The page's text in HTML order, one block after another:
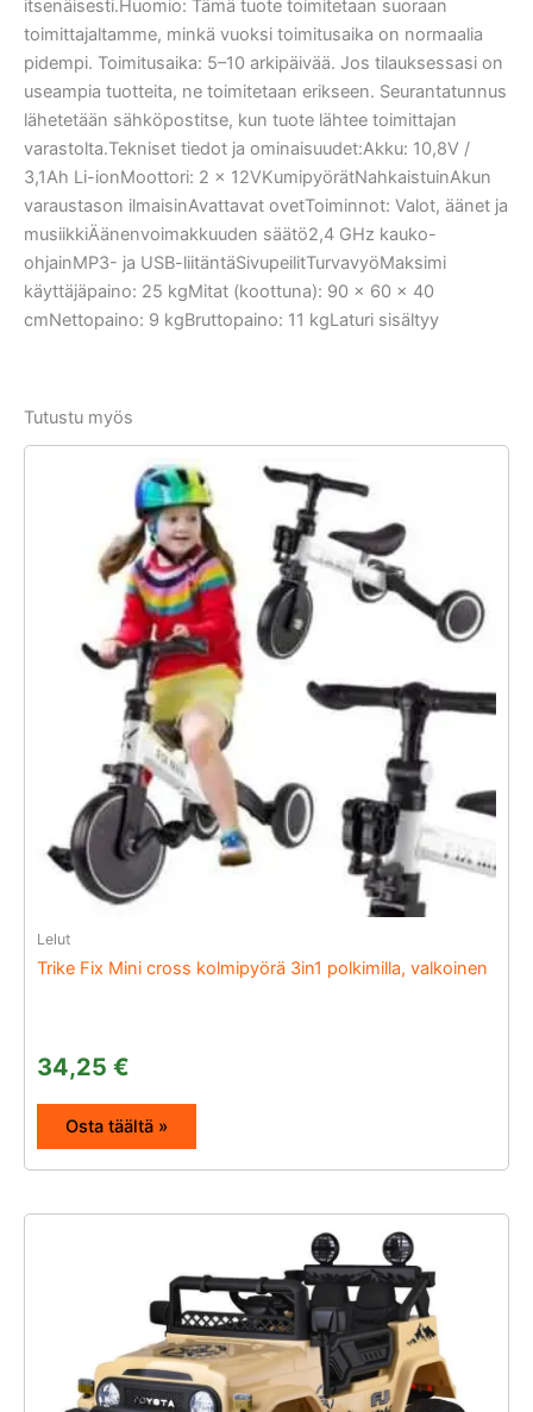
itsenäisesti.Huomio: Tämä tuote toimitetaan suoraan
toimittajaltamme, minkä vuoksi toimitusaika on normaalia
pidempi. Toimitusaika: 5–10 arkipäivää. Jos tilauksessasi on
useampia tuotteita, ne toimitetaan erikseen. Seurantatunnus
lähetetään sähköpostitse, kun tuote lähtee toimittajan
varastolta.Tekniset tiedot ja ominaisuudet:Akku: 10,8V /
3,1Ah Li-ionMoottori: 2 × 12VKumipyörätNahkaistuinAkun
varaustason ilmaisinAvattavat ovetToiminnot: Valot, äänet ja
musiikkiÄänenvoimakkuuden säätö2,4 GHz kauko-
ohjainMP3- ja USB-liitäntäSivupeilitTurvavyöMaksimi
käyttäjäpaino: 25 kgMitat (koottuna): 90 × 60 × 40
cmNettopaino: 9 kgBruttopaino: 11 kgLaturi sisältyy
Tutustu myös
Lelut
Trike Fix Mini cross kolmipyörä 3in1 polkimilla, valkoinen
34,25 €
Osta täältä »